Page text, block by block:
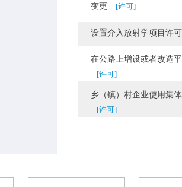
变更 [许可]
设置介入放射学项目许可
在公路上增设或者改造
[许可]
乡（镇）村企业使用集
[许可]